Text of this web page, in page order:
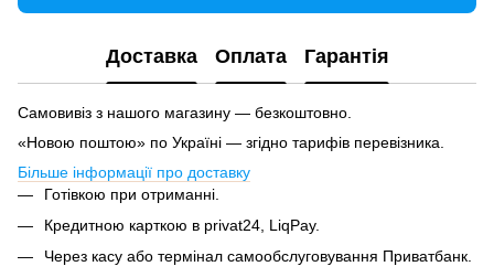
Доставка Оплата Гарантія
Самовивіз з нашого магазину — безкоштовно.
«Новою поштою» по Україні — згідно тарифів перевізника.
Більше інформації про доставку
Готівкою при отриманні.
Кредитною карткою в privat24, LiqPay.
Через касу або термінал самообслуговування Приватбанк.